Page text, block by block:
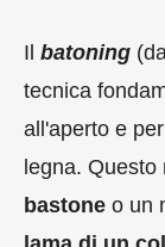
Il batoning
tecnica
all'aperto e
legna. Questo
bastone o un